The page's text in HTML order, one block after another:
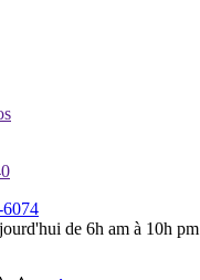
de 6h am à 10h pm